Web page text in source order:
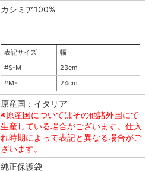
カシミア100%
表記サイズ
幅
#S-M
23cm
#M-L
24cm
原産国：イタリア
※原産国についてはその他諸外国にて
生産している場合がございます。仕入
れ時期によって表記と異なる場合がご
ざいます。
純正保護袋